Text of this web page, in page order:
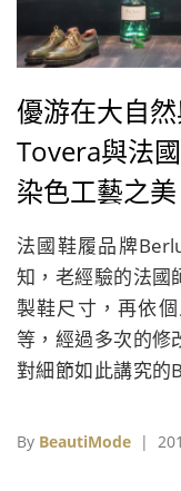
優游在大自
Tovera與法
染色工藝之美
法國鞋履品牌
知，老經驗的法國
製鞋尺寸，再依
等，經過多次的修
對細節如此講究的
別邀請到藝術家
By BeautiMode |